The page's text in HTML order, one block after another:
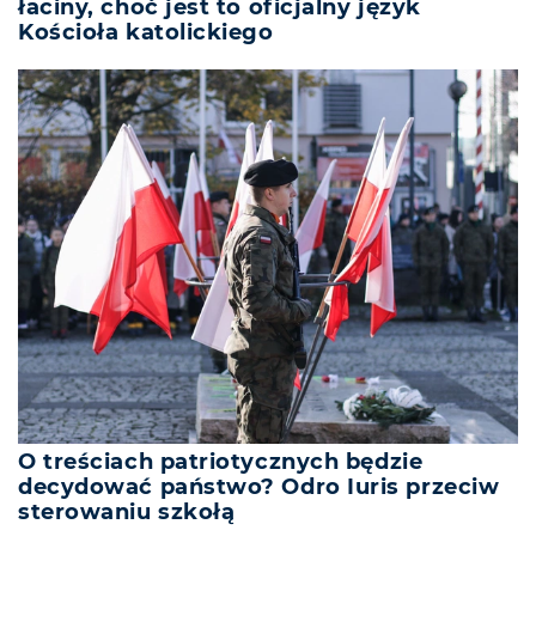
łaciny, choć jest to oficjalny język
Kościoła katolickiego
O treściach patriotycznych będzie
decydować państwo? Odro Iuris przeciw
sterowaniu szkołą